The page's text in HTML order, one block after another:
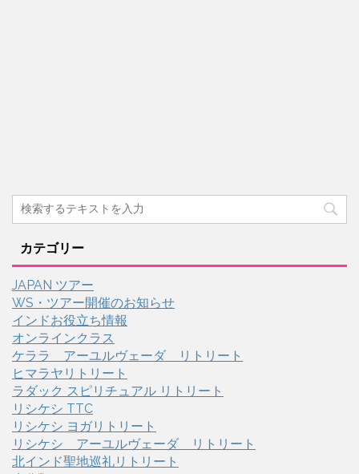
カテゴリー
JAPAN ツアー
WS・ツアー開催のお知らせ
インドお役立ち情報
オンラインクラス
ケララ アーユルヴェーダ リトリート
ヒマラヤリトリート
ラダック スピリチュアル リトリート
リシケシ TTC
リシケシ ヨガリトリート
リシケシ アーユルヴェーダ リトリート
北インド聖地巡礼リトリート